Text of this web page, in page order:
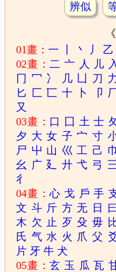
辨似
《
01畫：一 丶 丿 乙
02畫：二 亠 人 儿
冂 冖 冫 几 凵 刀
匕 匚 匸 十 卜 卩
又
03畫： 口 囗 土 士 夂
夕 大 女 子 宀 寸
尸 屮 山 巛 工 己 巾
幺 广 廴 廾 弋 弓 彐
彳
04畫：心 戈 戶 手
文 斗 斤 方 无 日
木 欠 止 歹 殳 毋
氏 气 水 火 爪 父 爻
片 牙 牛 犬
05畫：玄 玉 瓜 瓦